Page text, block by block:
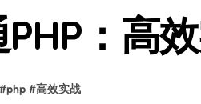
：高
#php #高效实战